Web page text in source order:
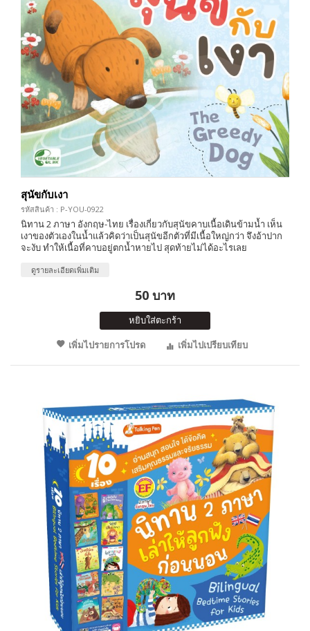
สุนัขกับเงา
รหัสสินค้า : P-YOU-0922
นิทาน 2 ภาษา อังกฤษ-ไทย เรื่องเกี่ยวกับสุนัขคาบเนื้อเดินข้ามน้ำ เห็น
เงาของตัวเองในน้ำแล้วคิดว่าเป็นสุนัขอีกตัวที่มีเนื้อใหญ่กว่า จึงอ้าปาก
จะงับ ทำให้เนื้อที่คาบอยู่ตกน้ำหายไป สุดท้ายไม่ได้อะไรเลย
ดูรายละเอียดเพิ่มเติม
50 บาท
หยิบใส่ตะกร้า
เพิ่มไปรายการโปรด
เพิ่มไปเปรียบเทียบ